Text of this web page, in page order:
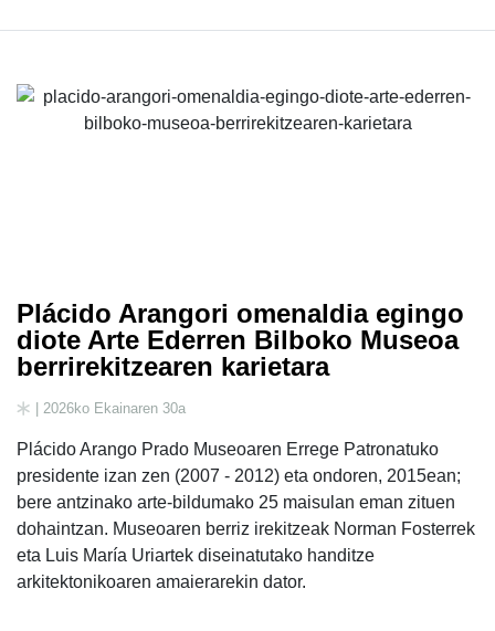
Plácido Arangori omenaldia egingo
diote Arte Ederren Bilboko Museoa
berrirekitzearen karietara
| 2026ko Ekainaren 30a
Plácido Arango Prado Museoaren Errege Patronatuko
presidente izan zen (2007 - 2012) eta ondoren, 2015ean;
bere antzinako arte-bildumako 25 maisulan eman zituen
dohaintzan. Museoaren berriz irekitzeak Norman Fosterrek
eta Luis María Uriartek diseinatutako handitze
arkitektonikoaren amaierarekin dator.